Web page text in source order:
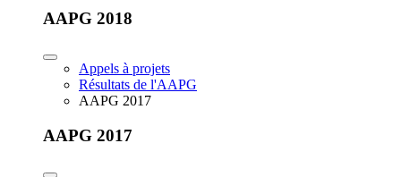
AAPG 2018
Appels à projets
Résultats de l'AAPG
AAPG 2017
AAPG 2017